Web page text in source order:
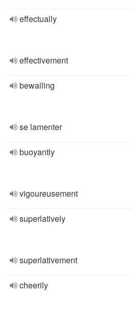
effectually
effectivement
bewailing
se lamenter
buoyantly
vigoureusement
superlatively
superlativement
cheerily